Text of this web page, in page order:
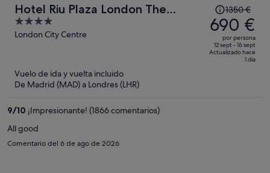
Hotel Riu Plaza London The
Westminster
4
out
London City Centre
El
precio
era
de
1350 €,
1350 €
690 €
por persona
12 sept - 16 sept
Actualizado hace
1 día
Vuelo de ida y vuelta incluido
De Madrid (MAD) a Londres (LHR)
9/10 ¡Impresionante! (1866 comentarios)
All good
Comentario del 6 de ago de 2026